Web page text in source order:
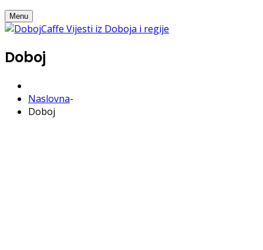
Menu
Doboj
Naslovna-
Doboj